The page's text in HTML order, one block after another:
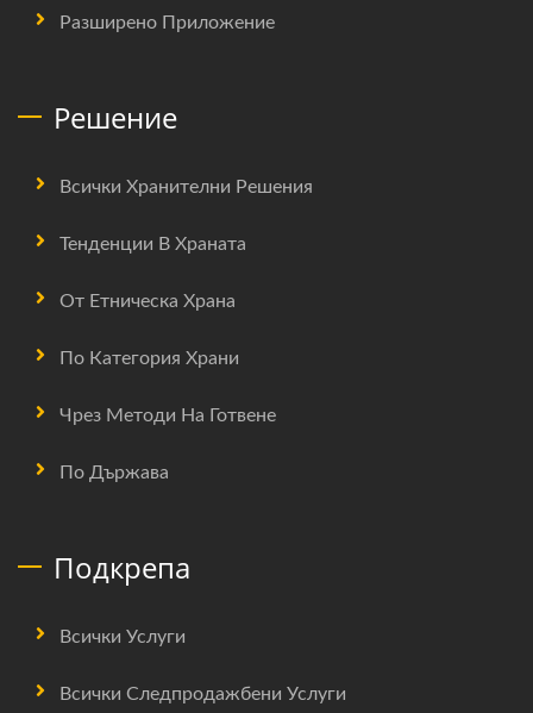
Разширено Приложение
Решение
Всички Хранителни Решения
Тенденции В Храната
От Етническа Храна
По Категория Храни
Чрез Методи На Готвене
По Държава
Подкрепа
Всички Услуги
Всички Следпродажбени Услуги